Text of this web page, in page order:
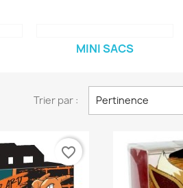
MINI SACS
Trier par : Pertinence
favorite_border